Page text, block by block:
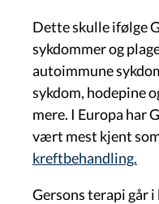
Dette skulle ifølge
sykdommer og
autoimmune
sykdom, hodepine
mere. I Europa har
vært mest kjent
kreftbehandling.
Gersons terapi går